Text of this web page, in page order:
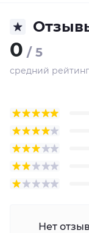
0 / 5
средний
Нет